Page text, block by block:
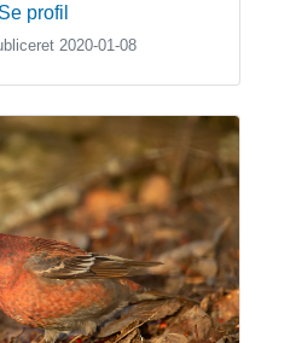
Se profil
2020-01-08